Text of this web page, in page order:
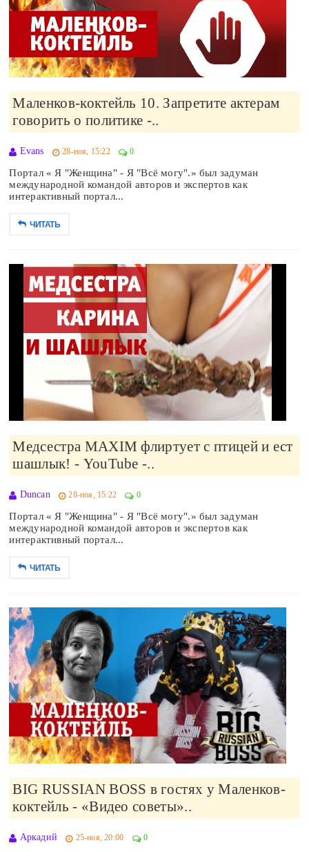
Маленков-коктейль 10. Запретите актерам
говорить о политике -..
Evans 28-ноя, 15:22 0
Портал « Я "Женщина" - Я "Всё могу".» был задуман
международной командой авторов и экспертов как
интерактивный портал...
ЧИТАТЬ
Медсестра MAXIM флиртует с птицей и ест
шашлык! - YouTube -..
Duncan 28-ноя, 15:22 0
Портал « Я "Женщина" - Я "Всё могу".» был задуман
международной командой авторов и экспертов как
интерактивный портал...
ЧИТАТЬ
BIG RUSSIAN BOSS в гостях у Маленков-
коктейль - «Видео советы»..
Аркадий 25-ноя, 20:00 0